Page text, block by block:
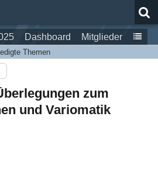
Dashboard Mitglieder
Themen
zum
und Variomatik